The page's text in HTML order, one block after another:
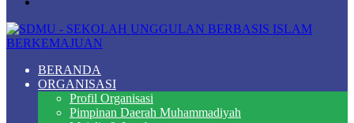
BERANDA
ORGANISASI
Profil Organisasi
Pimpinan Daerah Muhammadiyah